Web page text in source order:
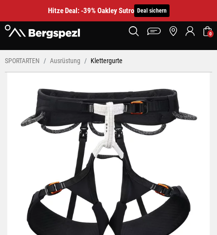
Hitze Deal: -39% Oakley Sutro Deal sichern
0
SPORTARTEN Ausrüstung Klettergurte